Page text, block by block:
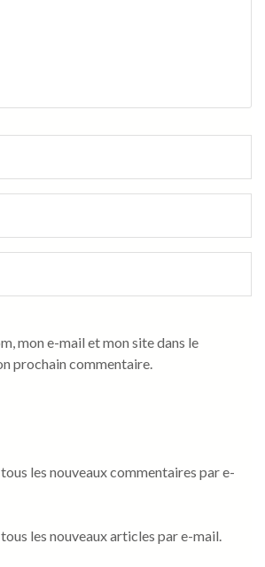
mon e-mail et mon site dans le
prochain commentaire.
les nouveaux commentaires par e-
les nouveaux articles par e-mail.